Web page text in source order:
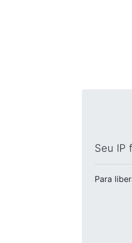
Seu IP
Para